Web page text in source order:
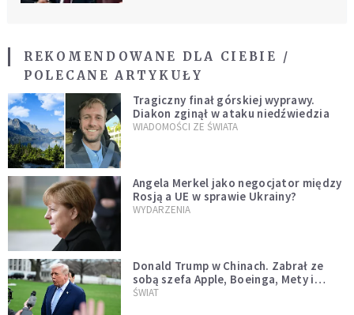
REKOMENDOWANE DLA CIEBIE /
POLECANE ARTYKUŁY
Tragiczny finał górskiej wyprawy.
Diakon zginął w ataku niedźwiedzia
WIADOMOŚCI ZE ŚWIATA
Angela Merkel jako negocjator między
Rosją a UE w sprawie Ukrainy?
WYDARZENIA
Donald Trump w Chinach. Zabrał ze
sobą szefa Apple, Boeinga, Mety i
Muska
ŚWIAT